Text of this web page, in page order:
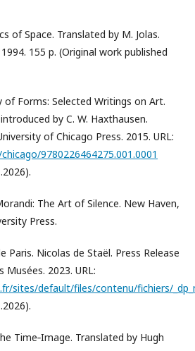
of Space. Translated by M. Jolas.
155 p. (Original work published
of Forms: Selected Writings on Art.
by C. W. Haxthausen.
of Chicago Press. 2015. URL:
9780226464275.001.0001
The Art of Silence. New Haven,
Press.
Paris. Nicolas de Staël. Press Release
Musées. 2023. URL:
sites/default/files/contenu/fichiers/
Time‑Image. Translated by Hugh